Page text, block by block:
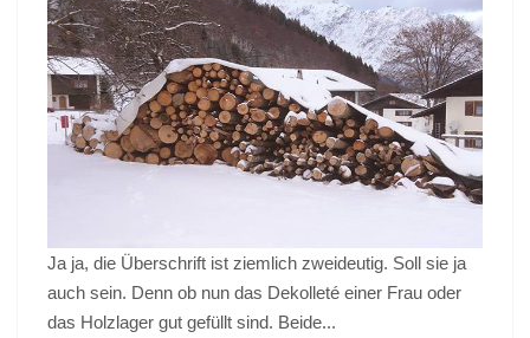
Ja ja, die Überschrift ist ziemlich zweideutig. Soll sie ja
auch sein. Denn ob nun das Dekolleté einer Frau oder
das Holzlager gut gefüllt sind. Beide...